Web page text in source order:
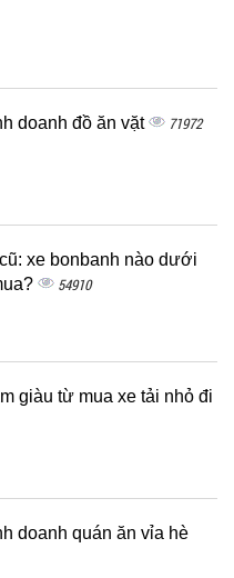
doanh đồ ăn vặt 71972
xe bonbanh nào dưới
54910
giàu từ mua xe tải nhỏ đi
doanh quán ăn vỉa hè